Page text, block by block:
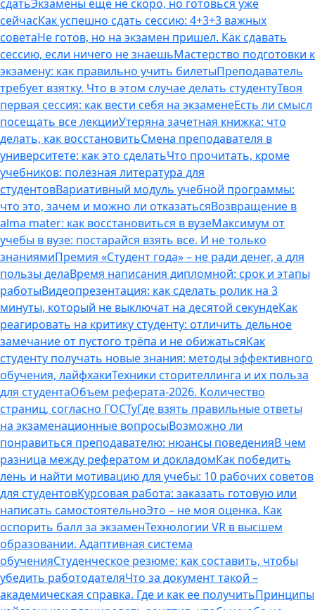
сдатьЭкзамены еще не скоро, но готовься уже
сейчасКак успешно сдать сессию: 4+3+3 важных
советаНе готов, но на экзамен пришел. Как сдавать
сессию, если ничего не знаешьМастерство подготовки к
экзамену: как правильно учить билетыПреподаватель
требует взятку. Что в этом случае делать студентуТвоя
первая сессия: как вести себя на экзаменеЕсть ли смысл
посещать все лекцииУтеряна зачетная книжка: что
делать, как восстановитьСмена преподавателя в
университете: как это сделатьЧто прочитать, кроме
учебников: полезная литература для
студентовВариативный модуль учебной программы:
что это, зачем и можно ли отказатьсяВозвращение в
alma mater: как восстановиться в вузеМаксимум от
учебы в вузе: постарайся взять все. И не только
знаниямиПремия «Студент года» – не ради денег, а для
пользы делаВремя написания дипломной: срок и этапы
работыВидеопрезентация: как сделать ролик на 3
минуты, который не выключат на десятой секундеКак
реагировать на критику студенту: отличить дельное
замечание от пустого трёпа и не обижатьсяКак
студенту получать новые знания: методы эффективного
обучения, лайфхакиТехники сторителлинга и их польза
для студентаОбъем реферата-2026. Количество
страниц, согласно ГОСТуГде взять правильные ответы
на экзаменационные вопросыВозможно ли
понравиться преподавателю: нюансы поведенияВ чем
разница между рефератом и докладомКак победить
лень и найти мотивацию для учебы: 10 рабочих советов
для студентовКурсовая работа: заказать готовую или
написать самостоятельноЭто – не моя оценка. Как
оспорить балл за экзаменТехнологии VR в высшем
образовании. Адаптивная система
обученияСтуденческое резюме: как составить, чтобы
убедить работодателяЧто за документ такой –
академическая справка. Где и как ее получитьПринципы